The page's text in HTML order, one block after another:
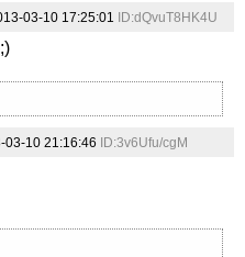
03-10 17:25:01 ID:dQvuT8HK4U
03-10 21:16:46 ID:3v6Ufu/cgM